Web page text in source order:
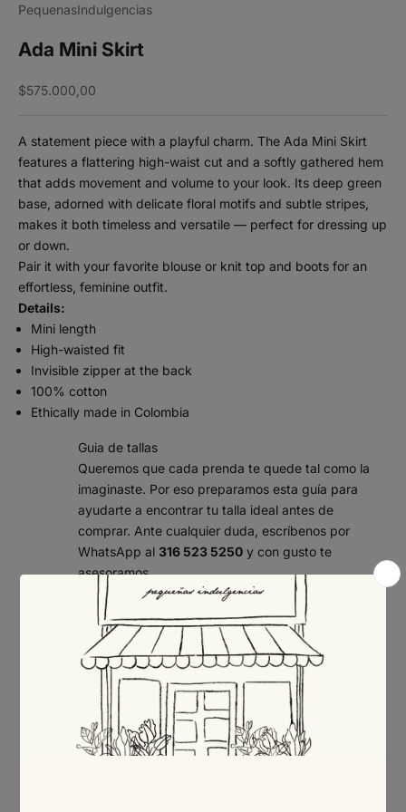
PequenasIndulgencias
Ada Mini Skirt
Sale price
$575.000,00
A statement piece with a playful charm. The Ada Mini Skirt
features a flattering high-waist cut and a softly gathered hem
that adds movement and volume to your look. Its deep green
base, adorned with delicate floral motifs and subtle stripes,
makes it both timeless and versatile — perfect for dressing up
or down.
Pair it with your favorite blouse or knit top and boots for an
effortless, feminine outfit.
Details:
Mini length
High-waisted fit
Invisible zipper at the back
100% cotton
Ethically made in Colombia
Guia de tallas
Queremos que cada prenda te quede tal como la
imaginaste. Por eso preparamos esta guía para
ayudarte a encontrar tu talla ideal antes de
comprar. Ante cualquier duda, escríbenos por
WhatsApp al 316 523 5250 y con gusto te
asesoramos.
¿Cómo tomar tus medidas?
Con una cinta métrica flexible, sobre ropa interior y
sin apretar, mide:
Busto:rodea la parte más prominente del busto,
pasando la cinta por la espalda.
Cintura:
mide la parte más estrecha del torso,
por encima del ombligo.
Cadera:rodea la parte más ancha de las caderas